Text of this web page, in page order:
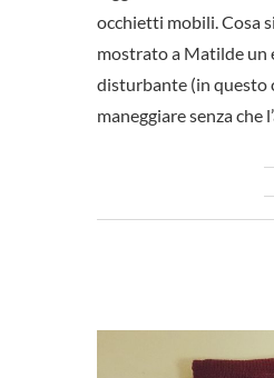
occhietti mobili. Cosa
mostrato a Matilde un
disturbante (in questo
maneggiare senza che